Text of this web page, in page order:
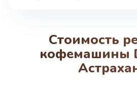
Стоимость
кофемашины